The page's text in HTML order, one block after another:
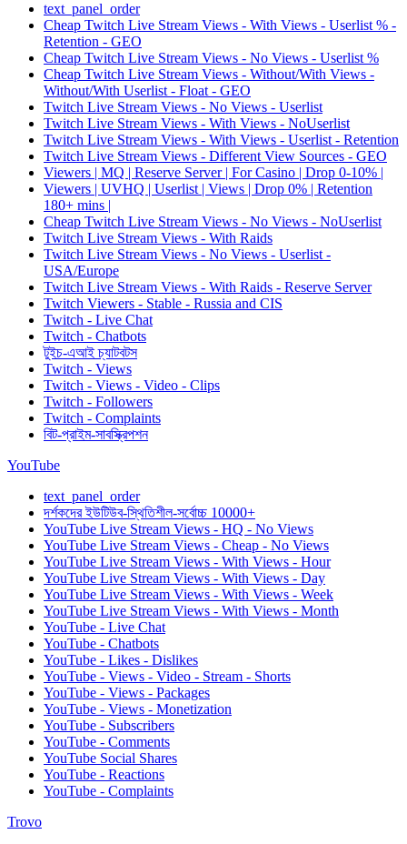
text_panel_order
Cheap Twitch Live Stream Views - With Views - Userlist % -
Retention - GEO
Cheap Twitch Live Stream Views - No Views - Userlist %
Cheap Twitch Live Stream Views - Without/With Views -
Without/With Userlist - Float - GEO
Twitch Live Stream Views - No Views - Userlist
Twitch Live Stream Views - With Views - NoUserlist
Twitch Live Stream Views - With Views - Userlist - Retention
Twitch Live Stream Views - Different View Sources - GEO
Viewers | MQ | Reserve Server | For Casino | Drop 0-10% |
Viewers | UVHQ | Userlist | Views | Drop 0% | Retention
180+ mins |
Cheap Twitch Live Stream Views - No Views - NoUserlist
Twitch Live Stream Views - With Raids
Twitch Live Stream Views - No Views - Userlist -
USA/Europe
Twitch Live Stream Views - With Raids - Reserve Server
Twitch Viewers - Stable - Russia and CIS
Twitch - Live Chat
Twitch - Chatbots
টুইচ-এআই চ্যাটবটস
Twitch - Views
Twitch - Views - Video - Clips
Twitch - Followers
Twitch - Complaints
বিট-প্রাইম-সাবস্ক্রিপশন
YouTube
text_panel_order
দর্শকদের ইউটিউব-স্থিতিশীল-সর্বোচ্চ 10000+
YouTube Live Stream Views - HQ - No Views
YouTube Live Stream Views - Cheap - No Views
YouTube Live Stream Views - With Views - Hour
YouTube Live Stream Views - With Views - Day
YouTube Live Stream Views - With Views - Week
YouTube Live Stream Views - With Views - Month
YouTube - Live Chat
YouTube - Chatbots
YouTube - Likes - Dislikes
YouTube - Views - Video - Stream - Shorts
YouTube - Views - Packages
YouTube - Views - Monetization
YouTube - Subscribers
YouTube - Comments
YouTube Social Shares
YouTube - Reactions
YouTube - Complaints
Trovo